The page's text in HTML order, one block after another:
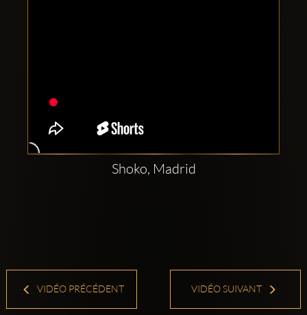
Shoko, Madrid
VIDÉO PRÉCÉDENT VIDÉO SUIVANT